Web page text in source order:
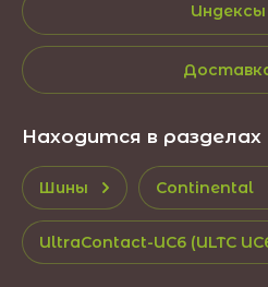
Индексы
Находится в разделах
Шины Continental
UltraContact-UC6 (ULTC